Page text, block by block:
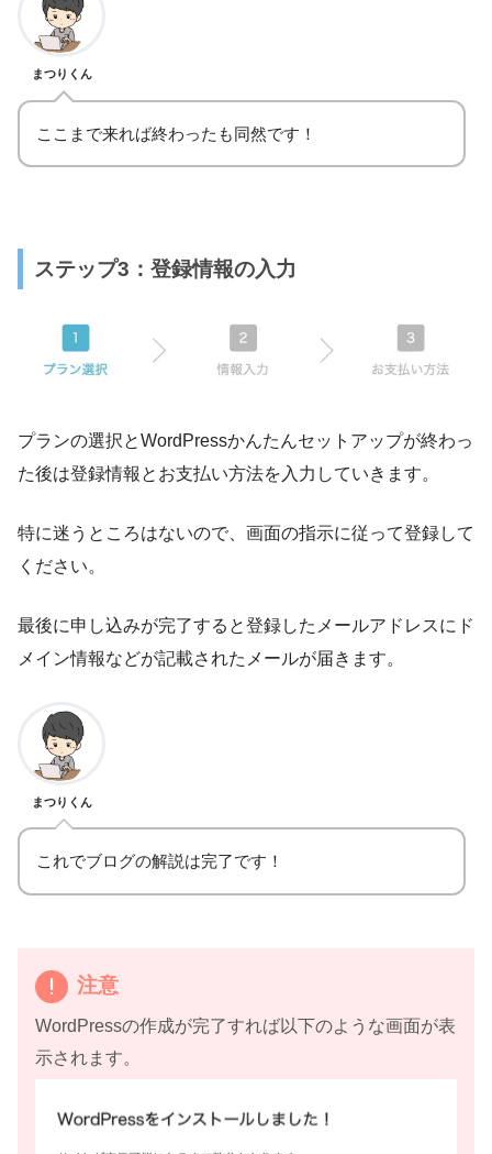
まつりくん
ここまで来れば終わったも同然です！
ステップ3：登録情報の入力
プランの選択とWordPressかんたんセットアップが終わっ
た後は登録情報とお支払い方法を入力していきます。
特に迷うところはないので、画面の指示に従って登録して
ください。
最後に申し込みが完了すると登録したメールアドレスにド
メイン情報などが記載されたメールが届きます。
まつりくん
これでブログの解説は完了です！
注意
WordPressの作成が完了すれば以下のような画面が表
示されます。